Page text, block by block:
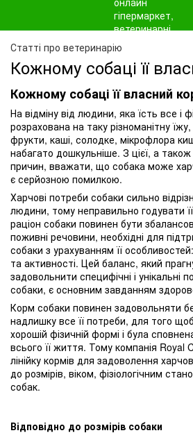
Статті про ветеринарію
Кожному собаці її
Кожному собаці її власний
На відміну від людини, яка їсть все і
розрахована на таку різноманітну
фрукти, каші, солодке, мікрофлора
набагато дошкульніше. З цієї, а
причин, вважати, що собака може
є серйозною помилкою.
Харчові потреби собаки сильно
людини, тому неправильно годувати
раціон собаки повинен бути
поживні речовини, необхідні для
собаки з урахуванням її
та активності. Цей баланс, який
задовольнити специфічні і унікальні
собаки, є основним завданням
Корм собаки повинен задовольняти
надлишку все її потреби, для того
хорошій фізичній формі і була
всього її життя. Тому компанія Royal
лінійку кормів для задоволення
до розмірів, віком, фізіологічним
собак.
Відповідно до розмірів собаки